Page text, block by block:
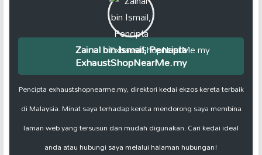
Zainal bin Ismail, Pencipta
ExhaustShopNearMe.my
Pencipta exhaustshopnearme.my, direktori kedai ekzos kereta terbaik
di Malaysia. Minat saya terhadap kereta mendorong saya membina
laman web yang tersusun dan mudah digunakan. Cari kedai ideal
anda atau hubungi saya melalui halaman hubungan!